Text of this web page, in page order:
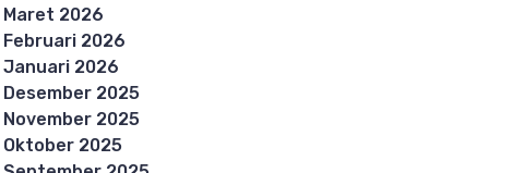
Maret 2026
Februari 2026
Januari 2026
Desember 2025
November 2025
Oktober 2025